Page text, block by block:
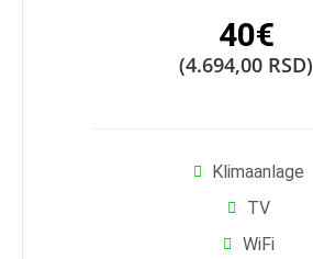
40€
(4.694,00 RSD)
Klimaanlage
TV
WiFi